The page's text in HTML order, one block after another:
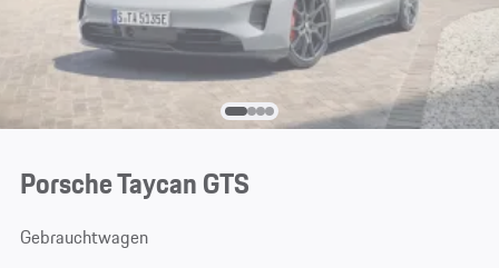
Porsche Taycan GTS
Gebrauchtwagen